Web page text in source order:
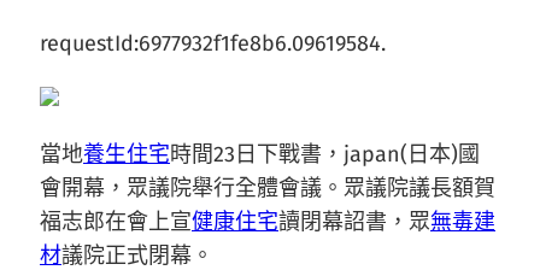
requestId:6977932f1fe8b6.09619584.
當地養生住宅時間23日下戰書，japan(日本)國
會開幕，眾議院舉行全體會議。眾議院議長額賀
福志郎在會上宣健康住宅讀閉幕詔書，眾無毒建
材議院正式閉幕。